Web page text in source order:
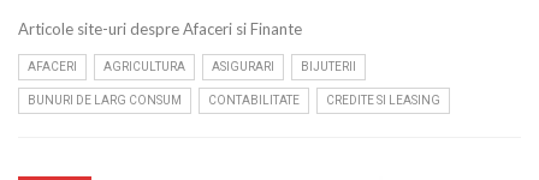
Articole site-uri despre Afaceri si Finante
AFACERI AGRICULTURA ASIGURARI BIJUTERII
BUNURI DE LARG CONSUM CONTABILITATE CREDITE SI LEASING